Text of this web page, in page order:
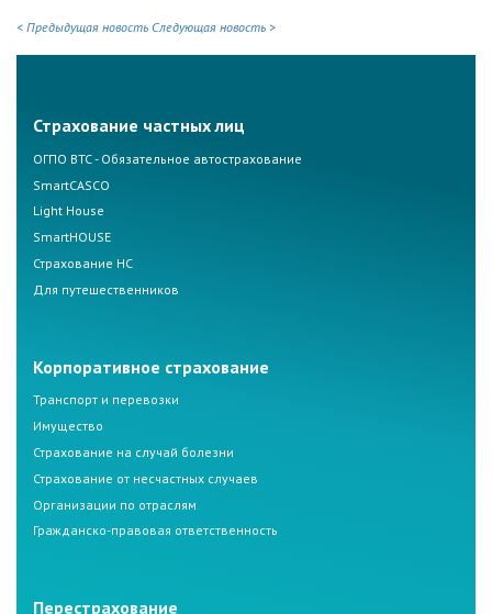
< Предыдущая новость Следующая новость >
Страхование частных лиц
ОГПО ВТС - Обязательное автострахование
SmartCASCO
Light House
SmartHOUSE
Страхование НС
Для путешественников
Корпоративное страхование
Транспорт и перевозки
Имущество
Страхование на случай болезни
Страхование от несчастных случаев
Организации по отраслям
Гражданско-правовая ответственность
Перестрахование